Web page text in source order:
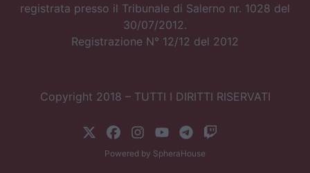
registrata presso il Tribunale di Salerno nr. 1028 del
30/07/2012.
Registrazione N° 12/12 del 2012
Copyright 2018 – TUTTI I DIRITTI RISERVATI
Powered by SpheraHouse